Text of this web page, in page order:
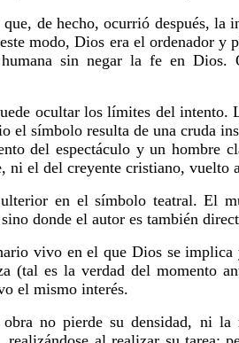
de hecho, ocurrió después,
modo, Dios era el ordenador
sin negar la fe en Dios.
ocultar los límites del intento.
el símbolo resulta de una cruda
del espectáculo y un hombre
el del creyente cristiano, vuelto
en el símbolo teatral. El
donde el autor es también
vivo en el que Dios se
(tal es la verdad del momento
el mismo interés.
no pierde su densidad, ni la